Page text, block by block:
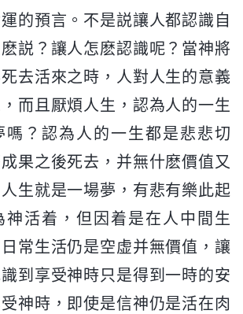
的預言。不是説讓人都認識自
説？讓人怎麽認識呢？當神將
去活來之時，人對人生的意義
而且厭煩人生，認為人的一生
嗎？認為人的一生都是悲悲切
果之後死去，并無什麽價值又
生就是一場夢，有悲有樂此起
神活着，但因着是在人中間生
常生活仍是空虚并無價值，讓
到享受神時只是得到一時的安
神時，即使是信神仍是活在肉